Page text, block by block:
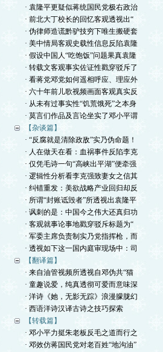
· 袁隆平更疑似蒋统国民党极右政治
· 前北大丁校长的回忆客观透视出“
· 伪律师造谎黔驴技穷下唯生搬硬套
· 美中情局客观史载性信息反陷袁隆
· 假设中国人“吃饱饭”问题果真袁隆
· 转载文客观事实佐证性戳穿驳斥了
· 看蒋党邓党如何遥相呼应、理应外
· 六十年前儿歌视频画面客观真实反
· 从未有过事实性“饥荒饿死”之本身
· 莫言们作品及言论坐实了邓小平谓
【杂谈篇】
· “反腐就是清除政敌”实乃伪命题！
· 人在做天在看：血祸事件反陷李克
· 仅凭毛诗一句“高峡出平湖”便牵强
· 逻辑性分析看李克强致妻女之信其
· 纠错重发：美欲战略产业回归却反
· 所谓“封账诋毁者”所透视出袁隆平
· 讽刺的是：中国今之伟大还真归功
· 客观就事论事地戳穿驳斥标题为“
· 军委主席负责制实乃党指挥枪，而
· 透视如下这一国内庭审现场中：司
【翻译篇】
· 来自油管视频所透视自邓伪共“猫
· 童趣说爱，纯真透彻可爱而意味深
· 洋诗《她，无影无踪》浪漫朦胧幻
· 西语洋诗汉译古诗之技巧探索
【转载篇】
· 邓小平力挺朱老板反毛之道而行之
· 邓效仿蒋国民党对老百姓“地沟油”